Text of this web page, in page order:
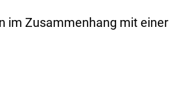
im Zusammenhang mit einer